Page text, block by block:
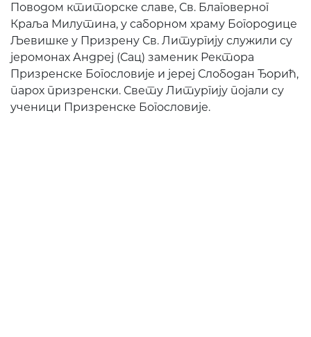
Поводом ктиторске славе, Св. Благоверног
Краља Милутина, у саборном храму Богородице
Љевишке у Призрену Св. Литургију служили су
јеромонах Андреј (Сац) заменик Ректора
Призренске Богословије и јереј Слободан Ђорић,
парох призренски. Свету Литургију појали су
ученици Призренске Богословије.